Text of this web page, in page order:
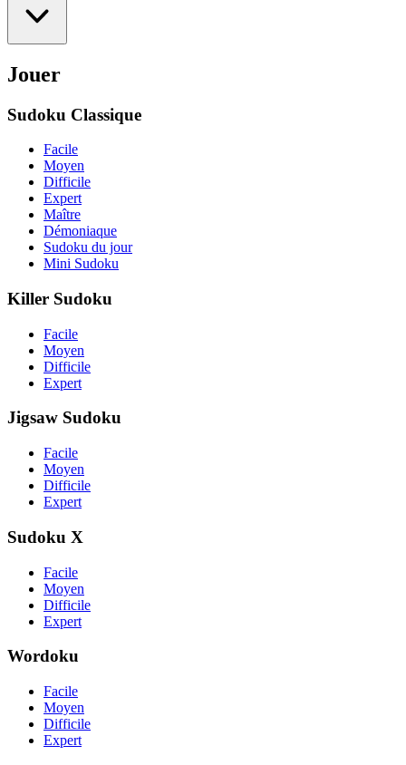
Jouer
Sudoku Classique
Facile
Moyen
Difficile
Expert
Maître
Démoniaque
Sudoku du jour
Mini Sudoku
Killer Sudoku
Facile
Moyen
Difficile
Expert
Jigsaw Sudoku
Facile
Moyen
Difficile
Expert
Sudoku X
Facile
Moyen
Difficile
Expert
Wordoku
Facile
Moyen
Difficile
Expert